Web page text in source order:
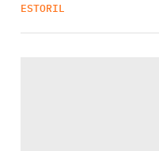
ESTORIL